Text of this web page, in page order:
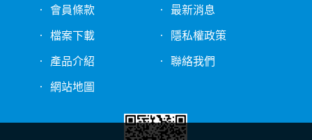
會員條款
最新消息
檔案下載
隱私權政策
產品介紹
聯絡我們
網站地圖